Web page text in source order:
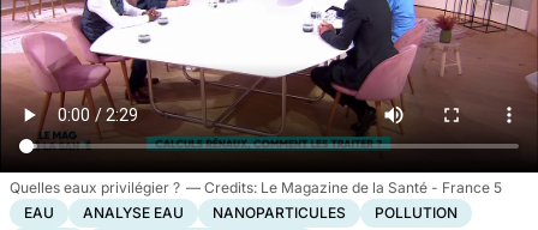
Quelles eaux privilégier ?
Le Magazine de la Santé - France 5
EAU
ANALYSE EAU NANOPARTICULES POLLUTION